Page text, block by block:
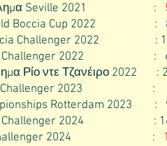
Seville 2021 :
Boccia Cup 2022 :
Challenger 2022 :
Challenger 2022 : 6ος
Ρίο ντε Τζανέιρο 2022 :
Challenger 2023 :
Rotterdam 2023 :
Challenger 2024 : 16ος
Challenger 2024 :